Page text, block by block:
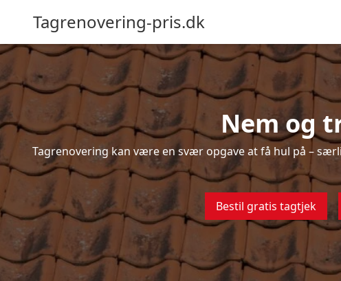
Tagrenovering-pris.dk
Nem og
Tagrenovering kan være en svær opgave at få hul på –
Bestil gratis tagtjek